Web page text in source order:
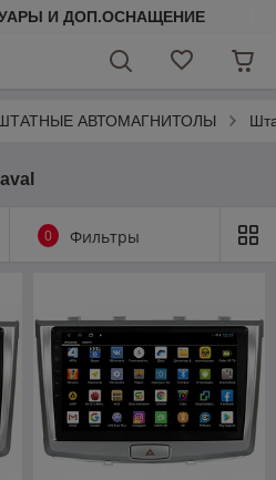
И ДОП.ОСНАЩЕНИЕ
АВТОМАГНИТОЛЫ
0 Фильтры